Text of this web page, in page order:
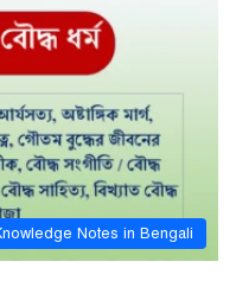
Notes in Bengali